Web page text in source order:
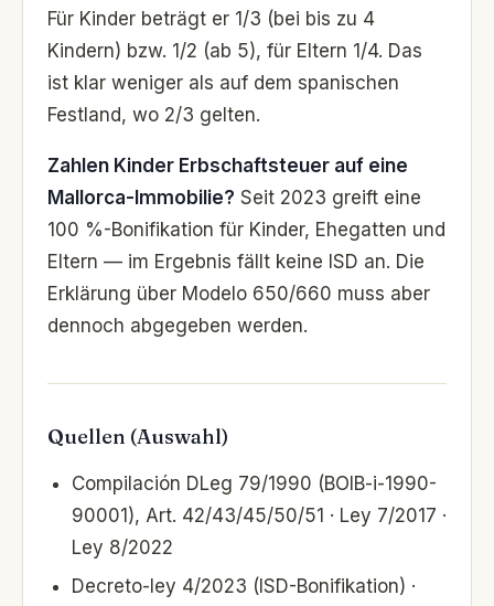
Für Kinder beträgt er 1/3 (bei bis zu 4
Kindern) bzw. 1/2 (ab 5), für Eltern 1/4. Das
ist klar weniger als auf dem spanischen
Festland, wo 2/3 gelten.
Zahlen Kinder Erbschaftsteuer auf eine
Mallorca-Immobilie? Seit 2023 greift eine
100 %-Bonifikation für Kinder, Ehegatten und
Eltern — im Ergebnis fällt keine ISD an. Die
Erklärung über Modelo 650/660 muss aber
dennoch abgegeben werden.
Quellen (Auswahl)
Compilación DLeg 79/1990 (BOIB-i-1990-
90001), Art. 42/43/45/50/51 · Ley 7/2017 ·
Ley 8/2022
Decreto-ley 4/2023 (ISD-Bonifikation) ·